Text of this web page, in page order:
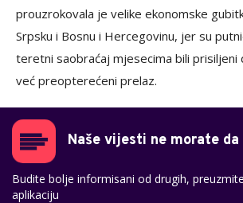
prouzrokovala je velike ekonomske
Srpsku i Bosnu i Hercegovinu, jer su
teretni saobraćaj mjesecima bili prisiljeni
već preopterećeni prelaz.
Naše vijesti ne morate
Budite bolje informisani od drugih,
aplikaciju